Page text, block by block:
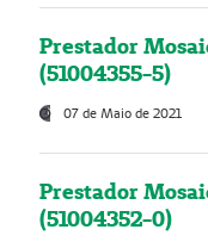
Prestador
(51004355-5)
07 de Maio de 2021
Prestador
(51004352-0)